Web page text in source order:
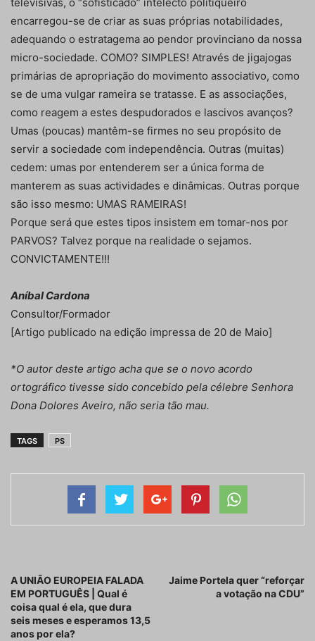
encarregou-se de criar as suas próprias notabilidades,
adequando o estratagema ao pendor provinciano da nossa
micro-sociedade. COMO? SIMPLES! Através de jigajogas
primárias de apropriação do movimento associativo, como
se de uma vulgar rameira se tratasse. E as associações,
como reagem a estes despudorados e lascivos avanços?
Umas (poucas) mantêm-se firmes no seu propósito de
servir a sociedade com independência. Outras (muitas)
cedem: umas por entenderem ser a única forma de
manterem as suas actividades e dinâmicas. Outras porque
são isso mesmo: UMAS RAMEIRAS!
Porque será que estes tipos insistem em tomar-nos por
PARVOS? Talvez porque na realidade o sejamos.
CONVICTAMENTE!!!
Aníbal Cardona
Consultor/Formador
[Artigo publicado na edição impressa de 20 de Maio]
*O autor deste artigo acha que se o novo acordo
ortográfico tivesse sido concebido pela célebre Senhora
Dona Dolores Aveiro, não seria tão mau.
TAGS PS
A UNIÃO EUROPEIA FALADA
EM PORTUGUÊS | Qual é
coisa qual é ela, que dura
seis meses e esperamos 13,5
anos por ela?
Jaime Portela quer “reforçar
a votação na CDU”